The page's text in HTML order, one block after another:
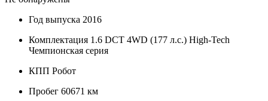
Год выпуска 2016
Комплектация 1.6 DCT 4WD (177 л.с.) High-Tech
Чемпионская серия
КПП Робот
Пробег 60671 км